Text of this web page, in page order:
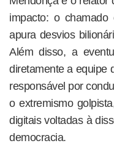
impacto: o
apura desvios
Além disso, a
diretamente a equipe
responsável por
o extremismo
digitais voltadas à
democracia.